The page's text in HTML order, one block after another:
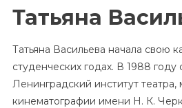
Татьяна
Татьяна Васильева начала свою
студенческих годах. В 1988 году
Ленинградский институт театра,
кинематографии имени Н. К.